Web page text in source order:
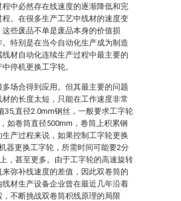
中必然存在线速度的逐渐降低和完
。在很多生产工艺中线材的速度变
些废品不单是废品本身的价值损
特别是在当今自动化生产成为制造
材自动化连续生产过程中最主要的
停机更换工字轮。
场合得到应用。但其最主要的问题
的长度太短，只能在工作速度非常
35,直径2.0mm钢丝，一般要求工字轮
如卷筒直径500mm，卷筒上积累钢
产过程来说，如果控制工字轮更换
器更换工字轮，所需时间可能要2分
，甚至更多。由于工字轮的高速旋转
弥补线速度的差值，因此双卷筒的
材生产设备企业曾在最近几年沿着
不断挑战双卷筒积线原理的局限